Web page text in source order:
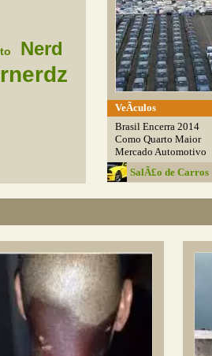
Nerd
VeÃ­culos
Brasil Encerra 2014
Como Quarto Maior
Mercado Automotivo
SalÃ£o de Carros